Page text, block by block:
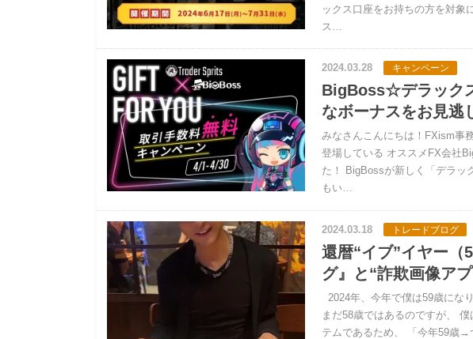
ックス口座をお持ちの方を対象
ス…
2024.03.28 キャンペーン
BigBoss☆デラック
なボーナスをお見逃
みなさんこんにちは！FXism事
登場している オススメFX会社
た！ BigBossが新しく「デラッ
もい…
2024.03.18 トレードブログ
還暦“イブ”イヤー（
グ』と“詐欺画像ア
2024年、今年で僕は59歳にな
まだ58歳ではあるのですが、
テムであるため、 「今年59歳→